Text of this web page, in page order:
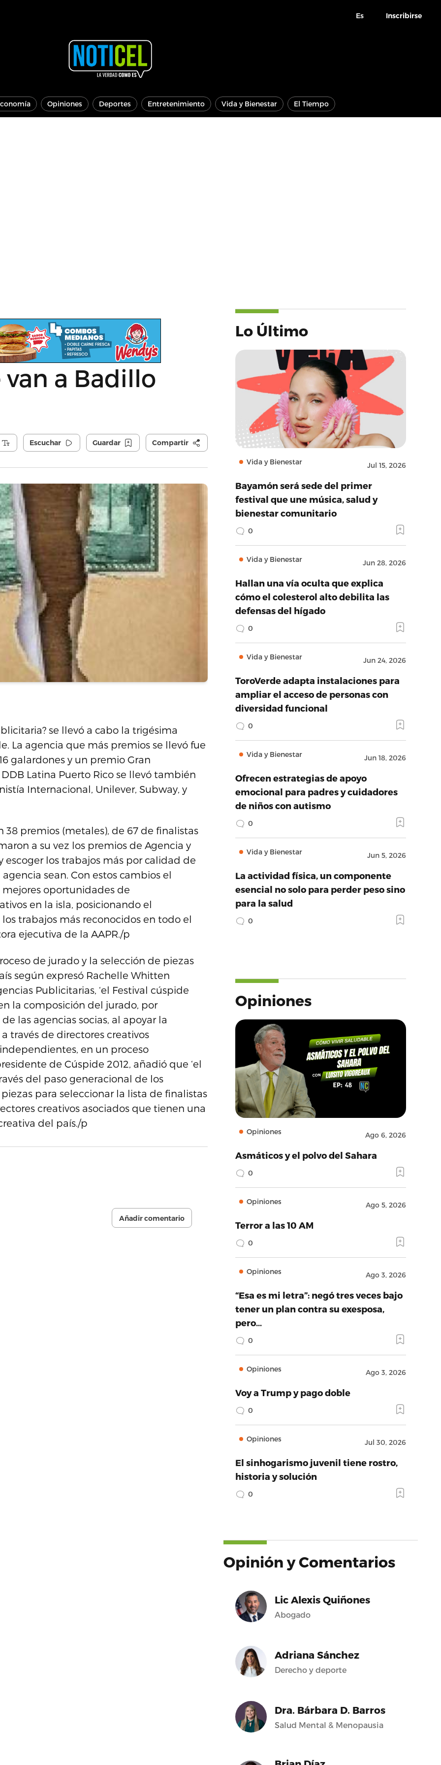
Es Inscribirse
Opiniones Deportes Entretenimiento Vida y Bienestar El Tiempo
a Badillo
Escuchar Guardar Compartir
se llevó a cabo la trigésima
La agencia que más premios se llevó fue
galardones y un premio Gran
Latina Puerto Rico se llevó también
Internacional, Unilever, Subway, y
38 premios (metales), de 67 de finalistas
a su vez los premios de Agencia y
escoger los trabajos más por calidad de
sean. Con estos cambios el
oportunidades de
en la isla, posicionando el
trabajos más reconocidos en todo el
ejecutiva de la AAPR./p
de jurado y la selección de piezas
según expresó Rachelle Whitten
Publicitarias, ‘el Festival cúspide
la composición del jurado, por
las agencias socias, al apoyar la
través de directores creativos
en un proceso
de Cúspide 2012, añadió que ‘el
del paso generacional de los
para seleccionar la lista de finalistas
creativos asociados que tienen una
del país./p
Añadir comentario
Lo Último
Vida y Bienestar Jul 15, 2026
Bayamón será sede del primer
festival que une música, salud y
bienestar comunitario
0
Vida y Bienestar Jun 28, 2026
Hallan una vía oculta que explica
cómo el colesterol alto debilita las
defensas del hígado
0
Vida y Bienestar Jun 24, 2026
ToroVerde adapta instalaciones para
ampliar el acceso de personas con
diversidad funcional
0
Vida y Bienestar Jun 18, 2026
Ofrecen estrategias de apoyo
emocional para padres y cuidadores
de niños con autismo
0
Vida y Bienestar Jun 5, 2026
La actividad física, un componente
esencial no solo para perder peso sino
para la salud
0
Opiniones
Opiniones Ago 6, 2026
Asmáticos y el polvo del Sahara
0
Opiniones Ago 5, 2026
Terror a las 10 AM
0
Opiniones Ago 3, 2026
“Esa es mi letra”: negó tres veces bajo
tener un plan contra su exesposa,
pero…
0
Opiniones Ago 3, 2026
Voy a Trump y pago doble
0
Opiniones Jul 30, 2026
El sinhogarismo juvenil tiene rostro,
historia y solución
0
Opinión y Comentarios
Lic Alexis Quiñones
Abogado
Adriana Sánchez
Derecho y deporte
Dra. Bárbara D. Barros
Salud Mental & Menopausia